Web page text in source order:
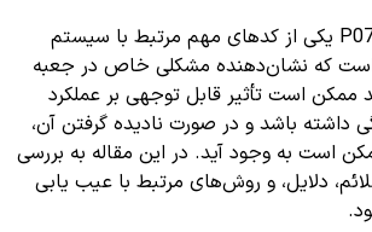
کد خطای خودرو P0789 یکی از کدهای مهم مرتبط با سیستم
است که نشان‌دهنده مشکلی خاص در جعبه
ممکن است تأثیر قابل توجهی بر عملکرد
داشته باشد و در صورت نادیده گرفتن آن،
است به وجود آید. در این مقاله به بررسی
دلایل، و روش‌های مرتبط با عیب یابی